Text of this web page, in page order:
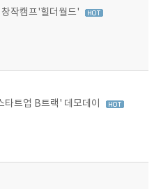
작캠프'힐더월드'
트업 B트랙' 데모데이